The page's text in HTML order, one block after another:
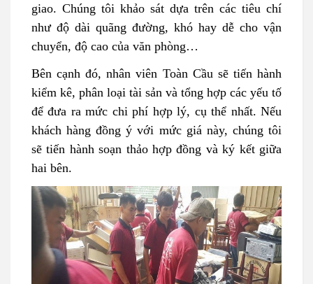
giao. Chúng tôi khảo sát dựa trên các tiêu chí
như độ dài quãng đường, khó hay dễ cho vận
chuyển, độ cao của văn phòng…
Bên cạnh đó, nhân viên Toàn Cầu sẽ tiến hành
kiểm kê, phân loại tài sản và tổng hợp các yếu tố
để đưa ra mức chi phí hợp lý, cụ thể nhất. Nếu
khách hàng đồng ý với mức giá này, chúng tôi
sẽ tiến hành soạn thảo hợp đồng và ký kết giữa
hai bên.